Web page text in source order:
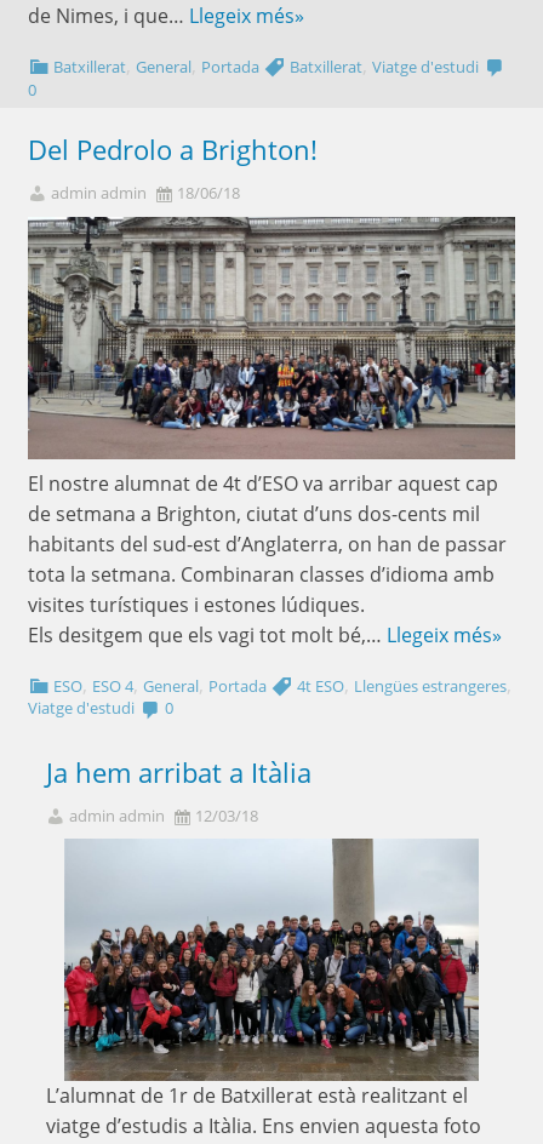
de Nimes, i que… Llegeix més»
Batxillerat ,General Portada Batxillerat ,Viatge d'estudi
0
Del Pedrolo a Brighton!
admin admin 18/06/18
El nostre alumnat de 4t d’ESO va arribar aquest cap
de setmana a Brighton, ciutat d’uns dos-cents mil
habitants del sud-est d’Anglaterra, on han de passar
tota la setmana. Combinaran classes d’idioma amb
visites turístiques i estones lúdiques.
Els desitgem que els vagi tot molt bé,… Llegeix més»
ESO, ESO 4,General, Portada 4t ESO, Llengües estrangeres,
Viatge d'estudi 0
Ja hem arribat a Itàlia
admin admin 12/03/18
L’alumnat de 1r de Batxillerat està realitzant el
viatge d’estudis a Itàlia. Ens envien aquesta foto